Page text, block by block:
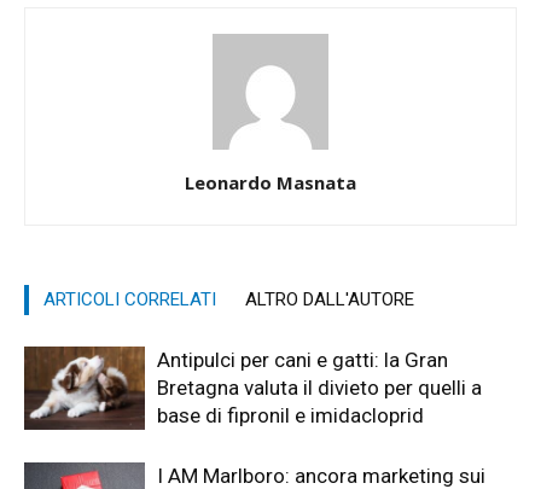
Leonardo Masnata
ARTICOLI CORRELATI ALTRO DALL'AUTORE
Antipulci per cani e gatti: la Gran
Bretagna valuta il divieto per quelli a
base di fipronil e imidacloprid
I AM Marlboro: ancora marketing sui